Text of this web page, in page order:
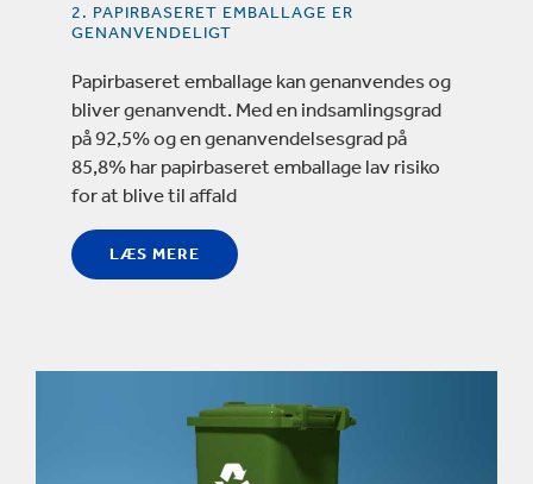
2. PAPIRBASERET EMBALLAGE ER
GENANVENDELIGT
Papirbaseret emballage kan genanvendes og
bliver genanvendt. Med en indsamlingsgrad
på 92,5% og en genanvendelsesgrad på
85,8% har papirbaseret emballage lav risiko
for at blive til affald
LÆS MERE